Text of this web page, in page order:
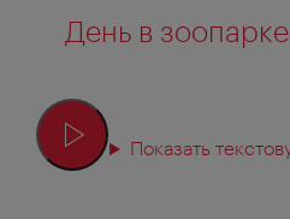
День в
Показать